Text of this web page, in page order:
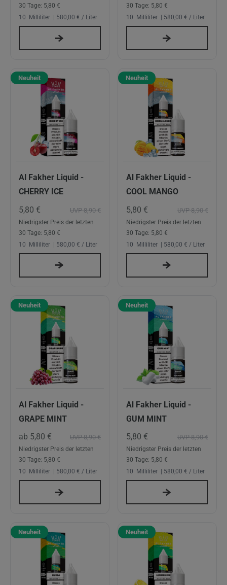
30 Tage: 5,80 €
10
Milliliter | 580,00 € / Liter
30 Tage: 5,80 €
10
Milliliter | 580,00 € / Liter
Neuheit
Al Fakher Liquid -
CHERRY ICE
UVP 8,90 €
5,80 €
Niedrigster Preis der letzten
30 Tage: 5,80 €
10 Milliliter | 580,00 € / Liter
Neuheit
Al Fakher Liquid -
COOL MANGO
UVP 8,90 €
5,80 €
Niedrigster Preis der letzten
30 Tage: 5,80 €
10 Milliliter | 580,00 € / Liter
Neuheit
Al Fakher Liquid -
GRAPE MINT
UVP 8,90 €
ab 5,80 €
Niedrigster Preis der letzten
30 Tage: 5,80 €
10
Milliliter | 580,00 € / Liter
Neuheit
Al Fakher Liquid -
GUM MINT
UVP 8,90 €
5,80 €
Niedrigster Preis der letzten
30 Tage: 5,80 €
10
Milliliter | 580,00 € / Liter
Neuheit Neuheit